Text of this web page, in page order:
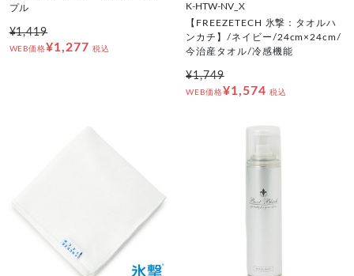
プル
¥1,419
WEB価格¥1,277 税込
K-HTW-NV_X
【FREEZETECH 氷撃：タオルハ
ンカチ】/ネイビー/24cm×24cm/
今治産タオル/冷感機能
¥1,749
WEB価格¥1,574 税込